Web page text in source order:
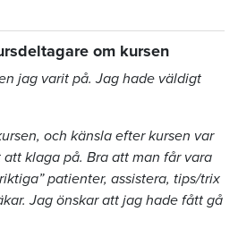
om kursen
jag varit på. Jag hade väldigt
och känsla efter kursen var
klaga på. Bra att man får vara
patienter, assistera, tips/trix
Jag önskar att jag hade fått gå